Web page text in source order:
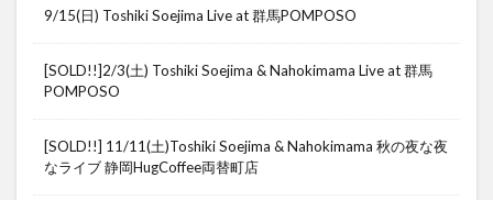
9/15(日) Toshiki Soejima Live at 群馬POMPOSO
[SOLD!!]2/3(土) Toshiki Soejima & Nahokimama Live at 群馬
POMPOSO
[SOLD!!] 11/11(土)Toshiki Soejima & Nahokimama 秋の夜な夜
なライブ 静岡HugCoffee両替町店